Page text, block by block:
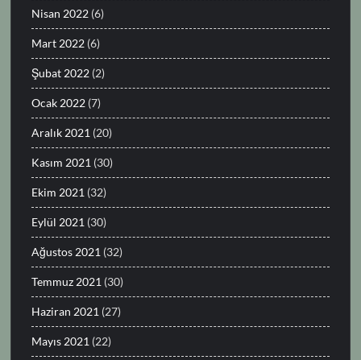
Nisan 2022 (6)
Mart 2022 (6)
Şubat 2022 (2)
Ocak 2022 (7)
Aralık 2021 (20)
Kasım 2021 (30)
Ekim 2021 (32)
Eylül 2021 (30)
Ağustos 2021 (32)
Temmuz 2021 (30)
Haziran 2021 (27)
Mayıs 2021 (22)